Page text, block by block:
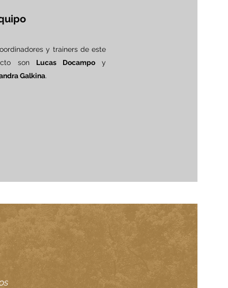
y trainers de este
son Lucas Docampo y
Galkina.